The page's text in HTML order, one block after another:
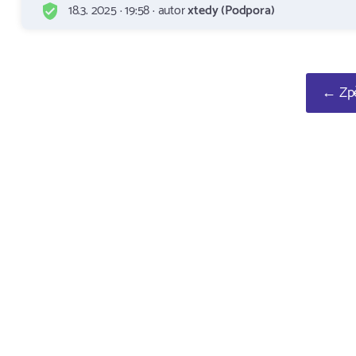
18.3. 2025 · 19:58 · autorxtedy (Podpora)
←